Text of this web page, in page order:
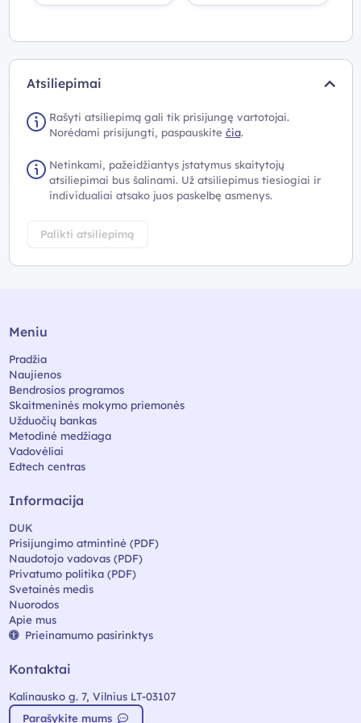
Žukauskienė
Žukauskienė
Atsiliepimai
Rašyti atsiliepimą gali tik prisijungę vartotojai.
Norėdami prisijungti, paspauskite čia.
Netinkami, pažeidžiantys įstatymus skaitytojų
atsiliepimai bus šalinami. Už atsiliepimus tiesiogiai ir
individualiai atsako juos paskelbę asmenys.
Palikti atsiliepimą
Meniu
Pradžia
Naujienos
Bendrosios programos
Skaitmeninės mokymo priemonės
Užduočių bankas
Metodinė medžiaga
Vadovėliai
Edtech centras
Informacija
DUK
Prisijungimo atmintinė (PDF)
Naudotojo vadovas (PDF)
Privatumo politika (PDF)
Svetainės medis
Nuorodos
Apie mus
Prieinamumo pasirinktys
Kontaktai
Kalinausko g. 7, Vilnius LT-03107
Parašykite mums